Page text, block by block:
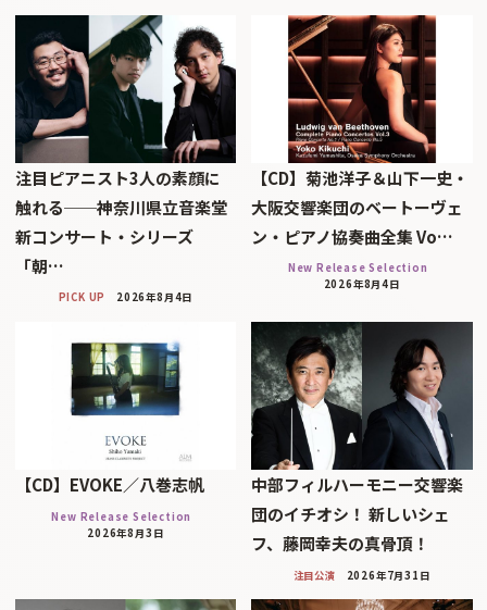
注目ピアニスト3人の素顔に
触れる──神奈川県立音楽堂
新コンサート・シリーズ
「朝…
PICK UP 2026年8月4日
【CD】菊池洋子＆山下一史・
大阪交響楽団のベートーヴェ
ン・ピアノ協奏曲全集 Vo…
New Release Selection
2026年8月4日
【CD】EVOKE／八巻志帆
New Release Selection
2026年8月3日
中部フィルハーモニー交響楽
団のイチオシ！ 新しいシェ
フ、藤岡幸夫の真骨頂！
注目公演 2026年7月31日